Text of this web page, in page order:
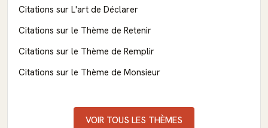
Citations sur L'art de Déclarer
Citations sur le Thème de Retenir
Citations sur le Thème de Remplir
Citations sur le Thème de Monsieur
VOIR TOUS LES THÈMES